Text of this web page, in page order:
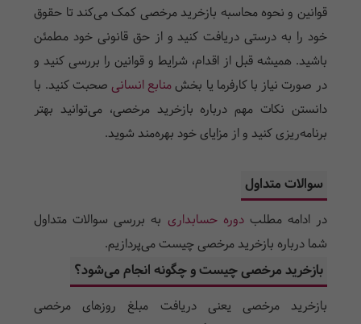
قوانین و نحوه محاسبه بازخرید مرخصی کمک می‌کند تا حقوق
خود را به درستی دریافت کنید و از حق قانونی خود مطمئن
باشید. همیشه قبل از اقدام، شرایط و قوانین را بررسی کنید و
در صورت نیاز با کارفرما یا بخشمنابع انسانی صحبت کنید. با
دانستن نکات مهم درباره بازخرید مرخصی، می‌توانید بهتر
برنامه‌ریزی کنید و از مزایای خود بهره‌مند شوید.
سوالات متداول
در ادامه مطلبدوره حسابداری به بررسی سوالات متداول
شما درباره بازخرید مرخصی چیست می‌پردازیم.
بازخرید مرخصی چیست و چگونه انجام می‌شود؟
بازخرید مرخصی یعنی دریافت مبلغ روزهای مرخصی